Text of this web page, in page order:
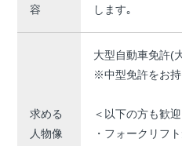
容
します｡
求める
人物像
大型自動車免許(
※中型免許をお
＜以下の方も歓
・フォークリフ